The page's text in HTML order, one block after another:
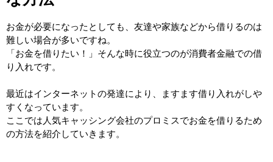
お金が必要になったとしても、友達や家族などから借りるのは
難しい場合が多いですね。
「お金を借りたい！」そんな時に役立つのが消費者金融での借
り入れです。
最近はインターネットの発達により、ますます借り入れがしや
すくなっています。
ここでは人気キャッシング会社のプロミスでお金を借りるため
の方法を紹介していきます。